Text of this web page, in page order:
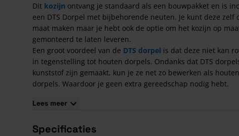
Dit kozijn ontvang je standaard als een bouwpakket en is
een DTS Dorpel met bijbehorende neuten. Je kunt deze zelf
maat maken maar je hebt ook de optie om het kozijn op
gemonteerd te laten leveren.
Een groot voordeel van de DTS dorpel is dat deze niet kan
in tegenstelling tot houten dorpels. Ondanks dat DTS
kunststof zijn gemaakt, kun je ze net zo bewerken als houten
dorpels. Waardoor je geen extra gereedschap nodig hebt.
ervoor te zorgen dat eventueel vocht dat in de sponning
dorpels duurzaam en behouden hun kleur.
Lees meer
Specificaties